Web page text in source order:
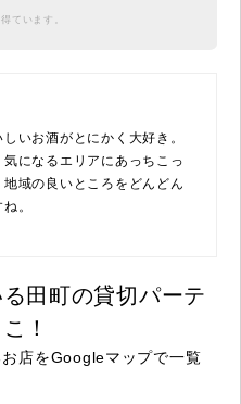
ています。
いお酒がとにかく大好き。
になるエリアにあっちこっ
域の良いところをどんどん
。
田町の貸切パーテ
！
店をGoogleマップで一覧